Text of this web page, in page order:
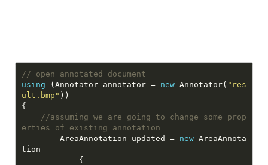
// open annotated document
using (Annotator annotator = new Annotator( "res
ult.bmp"
//assuming we are going to change some prop
erties of existing annotation
        AreaAnnotation updated =
new AreaAnnota